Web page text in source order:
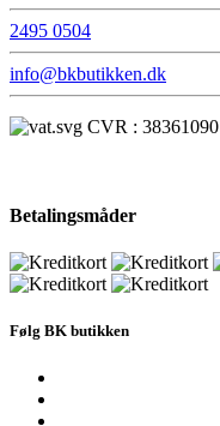
2495 0504
info@bkbutikken.dk
CVR : 38361090
Betalingsmåder
Følg BK butikken